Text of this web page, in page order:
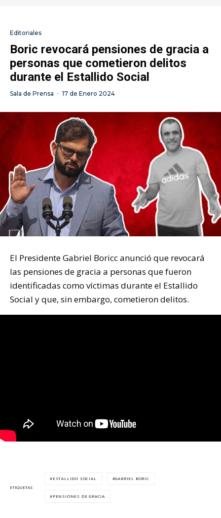
Editoriales
Boric revocará pensiones de gracia a
personas que cometieron delitos
durante el Estallido Social
Sala de Prensa · 17 de Enero 2024
El Presidente Gabriel Boricc anunció que revocará
las pensiones de gracia a personas que fueron
identificadas como víctimas durante el Estallido
Social y que, sin embargo, cometieron delitos.
ETIQUETAS
ESTALLIDO SOCIAL GABRIEL BORIC
PENSIONES DE GRACIA